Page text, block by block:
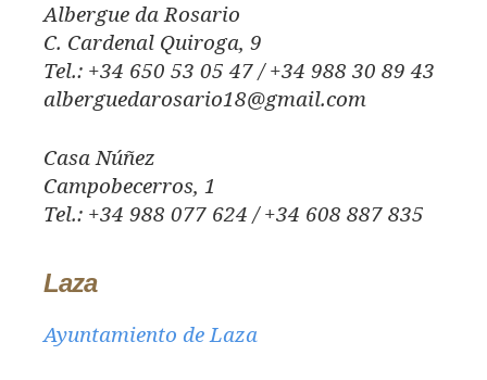
Albergue da Rosario
C. Cardenal Quiroga, 9
Tel.: +34 650 53 05 47 / +34 988 30 89 43
alberguedarosario18@gmail.com
Casa Núñez
Campobecerros, 1
Tel.: +34 988 077 624 / +34 608 887 835
Laza
Ayuntamiento de Laza